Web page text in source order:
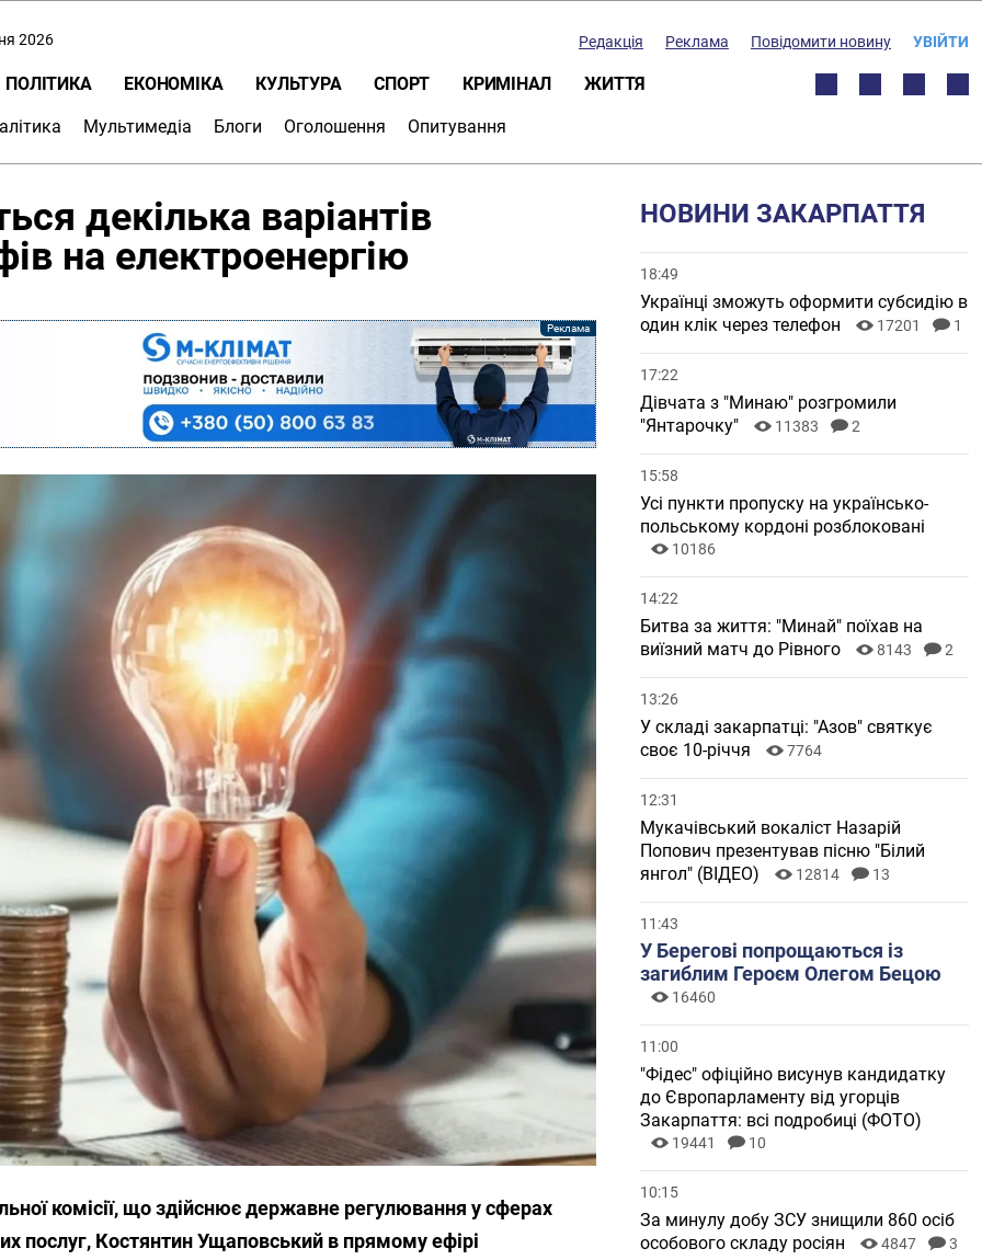
2026 Редакція Реклама Повідомити новину УВІЙТИ
ПОЛІТИКА ЕКОНОМІКА КУЛЬТУРА СПОРТ КРИМІНАЛ ЖИТТЯ
Мультимедіа Блоги Оголошення Опитування
декілька варіантів
на електроенергію
комісії, що здійснює державне регулювання у сферах
послуг, Костянтин Ущаповський в прямому ефірі
НОВИНИ ЗАКАРПАТТЯ
18:49
Українці зможуть оформити субсидію в
один клік через телефон
17201 1
17:22
Дівчата з "Минаю" розгромили
"Янтарочку"
11383 2
15:58
Усі пункти пропуску на українсько-
польському кордоні розблоковані
10186
14:22
Битва за життя: "Минай" поїхав на
виїзний матч до Рівного
8143 2
13:26
У складі закарпатці: "Азов" святкує
своє 10-річчя
7764
12:31
Мукачівський вокаліст Назарій
Попович презентував пісню "Білий
янгол" (ВІДЕО)
12814 13
11:43
У Берегові попрощаються із
загиблим Героєм Олегом Бецою
16460
11:00
"Фідес" офіційно висунув кандидатку
до Європарламенту від угорців
Закарпаття: всі подробиці (ФОТО)
19441 10
10:15
За минулу добу ЗСУ знищили 860 осіб
особового складу росіян
4847 3